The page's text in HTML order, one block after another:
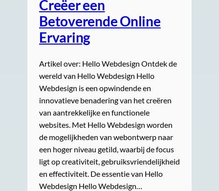
Creëer een
Betoverende Online
Ervaring
Artikel over: Hello Webdesign Ontdek de
wereld van Hello Webdesign Hello
Webdesign is een opwindende en
innovatieve benadering van het creëren
van aantrekkelijke en functionele
websites. Met Hello Webdesign worden
de mogelijkheden van webontwerp naar
een hoger niveau getild, waarbij de focus
ligt op creativiteit, gebruiksvriendelijkheid
en effectiviteit. De essentie van Hello
Webdesign Hello Webdesign…